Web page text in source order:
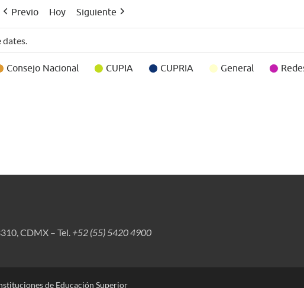
Previo Hoy Siguiente
dates.
Consejo Nacional CUPIA CUPRIA General
CDMX – Tel. +52 (55) 5420 4900
de Educación Superior